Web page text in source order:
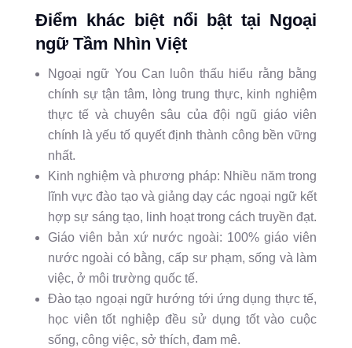
Điểm khác biệt nổi bật tại Ngoại
ngữ Tầm Nhìn Việt
Ngoại ngữ You Can luôn thấu hiểu rằng bằng
chính sự tận tâm, lòng trung thực, kinh nghiệm
thực tế và chuyên sâu của đội ngũ giáo viên
chính là yếu tố quyết định thành công bền vững
nhất.
Kinh nghiệm và phương pháp: Nhiều năm trong
lĩnh vực đào tạo và giảng dạy các ngoại ngữ kết
hợp sự sáng tạo, linh hoạt trong cách truyền đạt.
Giáo viên bản xứ nước ngoài: 100% giáo viên
nước ngoài có bằng, cấp sư phạm, sống và làm
việc, ở môi trường quốc tế.
Đào tạo ngoại ngữ hướng tới ứng dụng thực tế,
học viên tốt nghiệp đều sử dụng tốt vào cuộc
sống, công việc, sở thích, đam mê.